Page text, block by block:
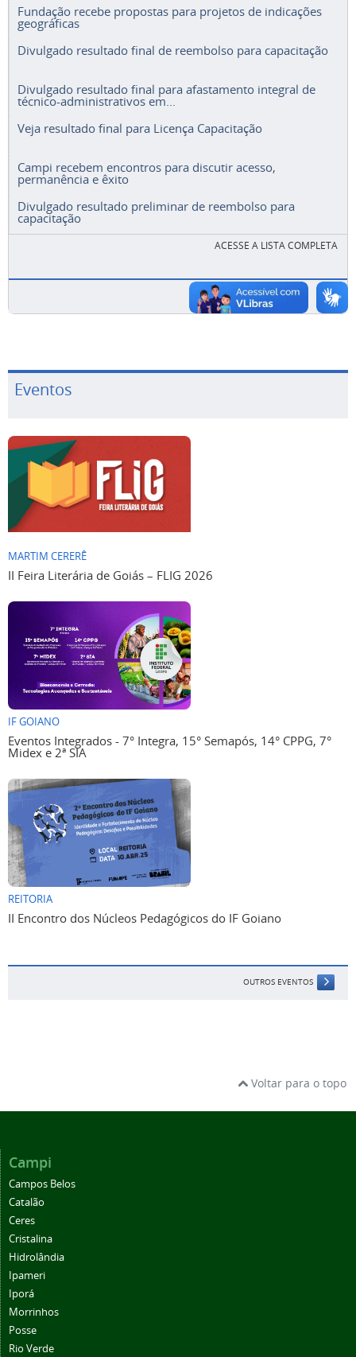
Fundação recebe propostas para projetos de indicações
geográficas
Divulgado resultado final de reembolso para capacitação
Divulgado resultado final para afastamento integral de
técnico-administrativos em...
Veja resultado final para Licença Capacitação
Campi recebem encontros para discutir acesso,
permanência e êxito
Divulgado resultado preliminar de reembolso para
capacitação
ACESSE A LISTA COMPLETA
Eventos
MARTIM CERERÊ
II Feira Literária de Goiás – FLIG 2026
IF GOIANO
Eventos Integrados - 7° Integra, 15° Semapós, 14° CPPG, 7°
Midex e 2ª SIA
REITORIA
II Encontro dos Núcleos Pedagógicos do IF Goiano
OUTROS EVENTOS
Voltar para o topo
Campi
Campos Belos
Catalão
Ceres
Cristalina
Hidrolândia
Ipameri
Iporá
Morrinhos
Posse
Rio Verde